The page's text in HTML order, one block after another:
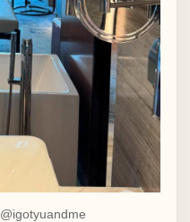
@igotyuandme